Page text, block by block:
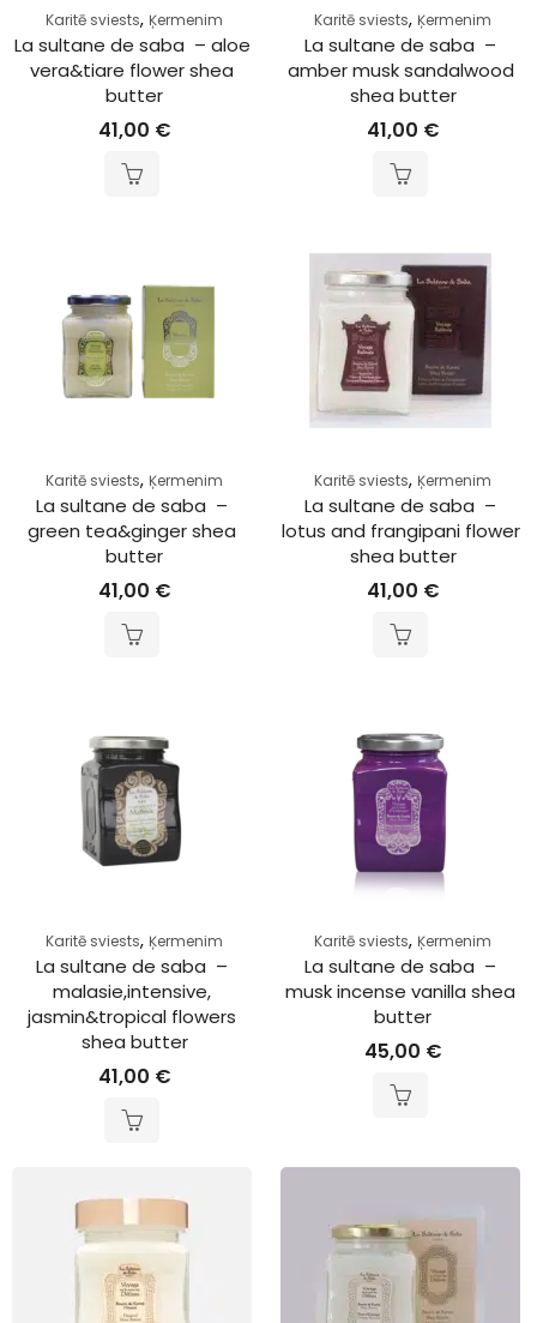
Karitē sviests, Ķermenim
La sultane de saba  – aloe
vera&tiare flower shea
butter
41,00 €
Karitē sviests, Ķermenim
La sultane de saba  –
amber musk sandalwood
shea butter
41,00 €
Karitē sviests, Ķermenim
La sultane de saba  –
green tea&ginger shea
butter
41,00 €
Karitē sviests, Ķermenim
La sultane de saba  –
lotus and frangipani flower
shea butter
41,00 €
Karitē sviests, Ķermenim
La sultane de saba  –
malasie,intensive,
jasmin&tropical flowers
shea butter
41,00 €
Karitē sviests, Ķermenim
La sultane de saba  –
musk incense vanilla shea
butter
45,00 €